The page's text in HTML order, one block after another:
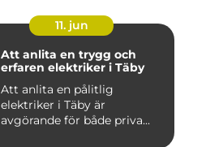
11. jun
Att anlita en trygg och
erfaren elektriker i Täby
Att anlita en pålitlig
elektriker i Täby är
avgörande för både priva...